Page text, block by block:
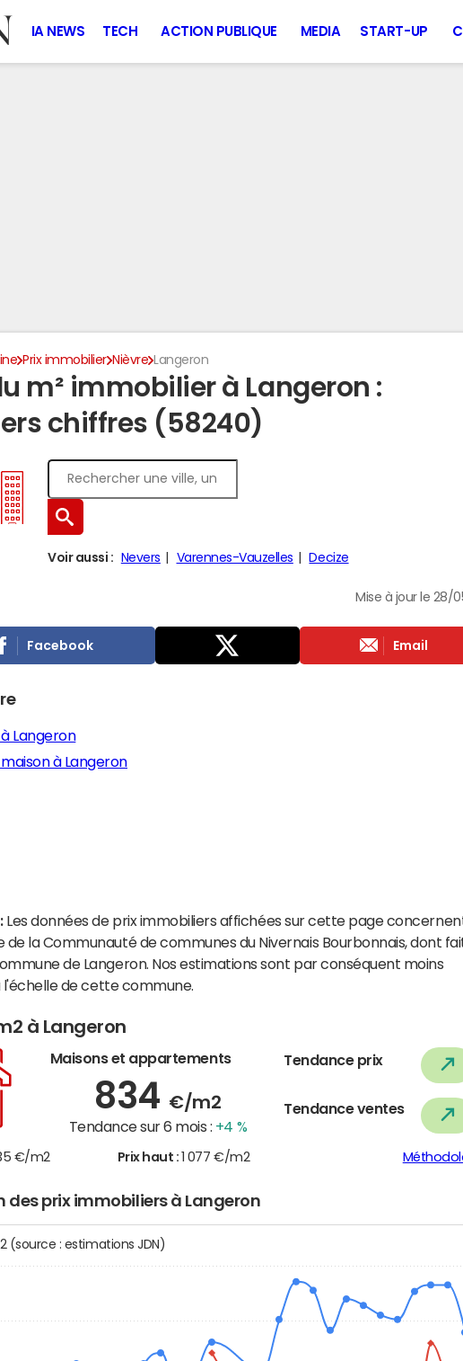
IA NEWS TECH ACTION PUBLIQUE MEDIA START-UP
Prix immobilier Nièvre Langeron
m² immobilier à Langeron :
chiffres (58240)
Voir aussi : Nevers Varennes-Vauzelles Decize
Mise à jour le 28/
Facebook Email
Langeron
maison à Langeron
Les données de prix immobiliers affichées sur cette page
de la Communauté de communes du Nivernais Bourbonnais, dont
de Langeron. Nos estimations sont par conséquent moins
l'échelle de cette commune.
à Langeron
Maisons et appartements
834 €/m2
Tendance sur 6 mois : +4 %
Tendance prix
Tendance ventes
€/m2 Prix haut : 1 077 €/m2
des prix immobiliers à Langeron
Prix au m2 (source : estimations JDN)